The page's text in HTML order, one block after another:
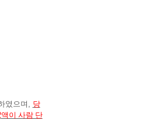
였으며, 당
액이 사람 단